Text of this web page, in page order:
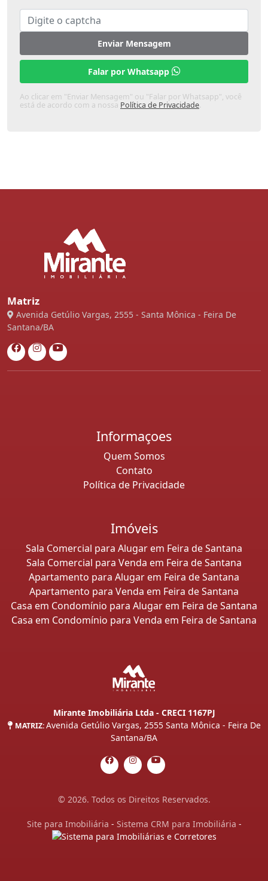
Enviar Mensagem
Falar por Whatsapp
Ao clicar em "Enviar Mensagem" ou "Falar por Whatsapp", você
está de acordo com a nossa Política de Privacidade.
Matriz
Avenida Getúlio Vargas, 2555 - Santa Mônica - Feira De
Santana/BA
Informaçoes
Quem Somos
Contato
Política de Privacidade
Imóveis
Sala Comercial para Alugar em Feira de Santana
Sala Comercial para Venda em Feira de Santana
Apartamento para Alugar em Feira de Santana
Apartamento para Venda em Feira de Santana
Casa em Condomínio para Alugar em Feira de Santana
Casa em Condomínio para Venda em Feira de Santana
Mirante Imobiliária Ltda - CRECI 1167PJ
MATRIZ: Avenida Getúlio Vargas, 2555 Santa Mônica - Feira De
Santana/BA
© 2026. Todos os Direitos Reservados.
Site para Imobiliária - Sistema CRM para Imobiliária -